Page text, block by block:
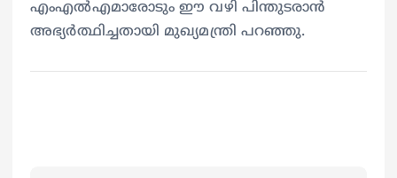
എംഎൽഎമാരോടും ഈ വഴി പിന്തുടരാൻ
അഭ്യർത്ഥിച്ചതായി മുഖ്യമന്ത്രി പറഞ്ഞു.